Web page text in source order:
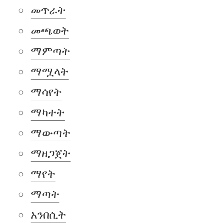
መጥራት
መጫወት
ማምጣት
ማሟላት
ማሳየት
ማካተት
ማውጣት
ማዘጋጀት
ማየት
ማጣት
አንበሲት